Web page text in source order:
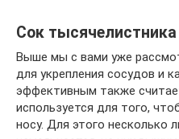
Сок тысячелистника
Выше мы с вами уже
для укрепления сосудов и
эффективным также
используется для того,
носу. Для этого несколько